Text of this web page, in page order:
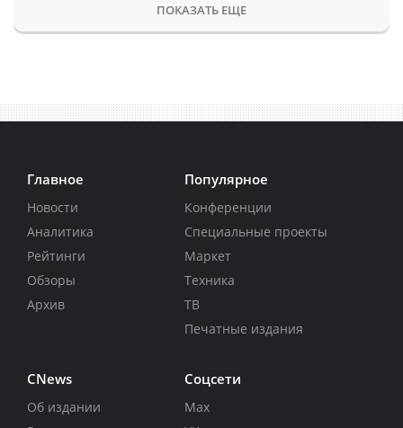
ПОКАЗАТЬ ЕЩЕ
Главное
Новости
Аналитика
Рейтинги
Обзоры
Архив
Популярное
Конференции
Специальные проекты
Маркет
Техника
ТВ
Печатные издания
CNews
Об издании
Соцсети
Max